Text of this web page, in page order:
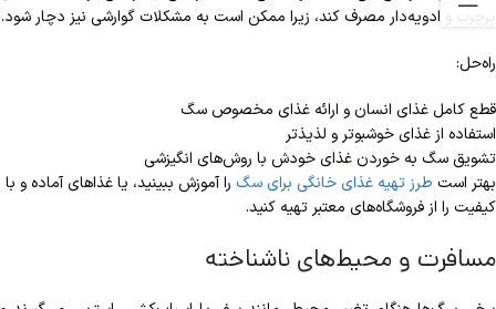
پرچرب و ادویه‌دار مصرف کند، زیرا ممکن است به مشکلات گوارشی نیز دچار شود.
راه‌حل:
قطع کامل غذای انسان و ارائه غذای مخصوص سگ
استفاده از غذای خوشبوتر و لذیذتر
تشویق سگ به خوردن غذای خودش با روش‌های انگیزشی
بهتر است طرز تهیه غذای خانگی برای سگ را آموزش ببینید، یا غذاهای آماده و با
کیفیت را از فروشگاه‌های معتبر تهیه کنید.
مسافرت و محیط‌های ناشناخته